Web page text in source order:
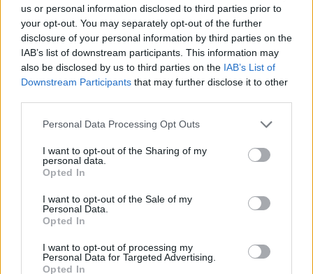
us or personal information disclosed to third parties prior to
your opt-out. You may separately opt-out of the further
disclosure of your personal information by third parties on the
IAB’s list of downstream participants. This information may
also be disclosed by us to third parties on the IAB’s List of
Downstream Participants that may further disclose it to other
Please note that this website/app uses one or more Google
not limited to your visit or usage behaviour. You may click to
grant or deny consent to Google and its third-party tags to
use your data for below specified purposes in below Google
consent section.
Personal Data Processing Opt Outs
I want to opt-out of the Sharing of my
personal data.
Opted In
I want to opt-out of the Sale of my
Personal Data.
Opted In
I want to opt-out of processing my
Personal Data for Targeted Advertising.
Opted In